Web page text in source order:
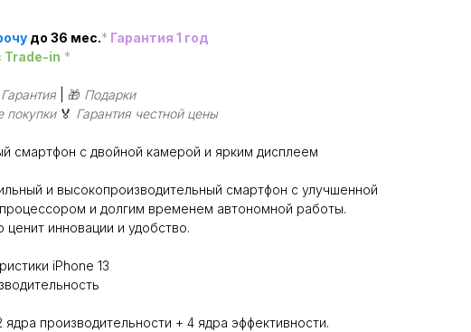
у до 36 мес.* Гарантия 1 год
in *
Гарантия 🎁 Подарки
покупки 🏅 Гарантия честной цены
смартфон с двойной камерой и ярким дисплеем
и высокопроизводительный смартфон с улучшенной
и долгим временем автономной работы.
ценит инновации и удобство.
iPhone 13
ядра производительности + 4 ядра эффективности.